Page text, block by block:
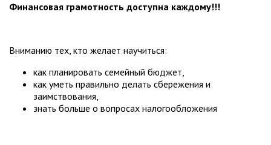
Финансовая грамотность доступна каждому!!!
Вниманию тех, кто желает научиться:
как планировать семейный бюджет,
как уметь правильно делать сбережения и
заимствования,
знать больше о вопросах налогообложения